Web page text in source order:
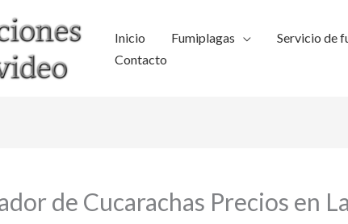
Inicio Fumiplagas Servicio de
Contacto
de Cucarachas Precios en